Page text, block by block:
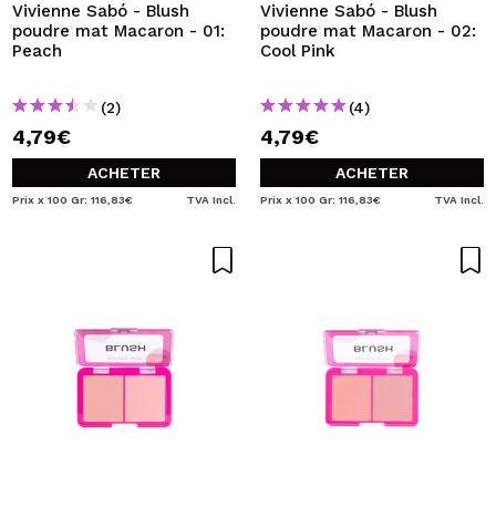
Vivienne Sabó - Blush
poudre mat Macaron - 01:
Peach
(2)
4,79€
ACHETER
Prix x 100 Gr: 116,83€ TVA Incl.
Vivienne Sabó - Blush
poudre mat Macaron - 02:
Cool Pink
(4)
4,79€
ACHETER
Prix x 100 Gr: 116,83€ TVA Incl.